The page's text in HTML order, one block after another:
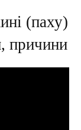
(паху)
причини